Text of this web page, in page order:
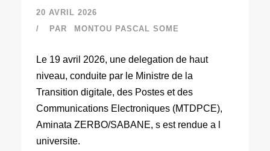
20 AVRIL 2026
PAR
MONTOU PASCAL SOME
Le 19 avril 2026, une delegation de haut
niveau, conduite par le Ministre de la
Transition digitale, des Postes et des
Communications Electroniques (MTDPCE),
Aminata ZERBO/SABANE, s est rendue a l
universite.